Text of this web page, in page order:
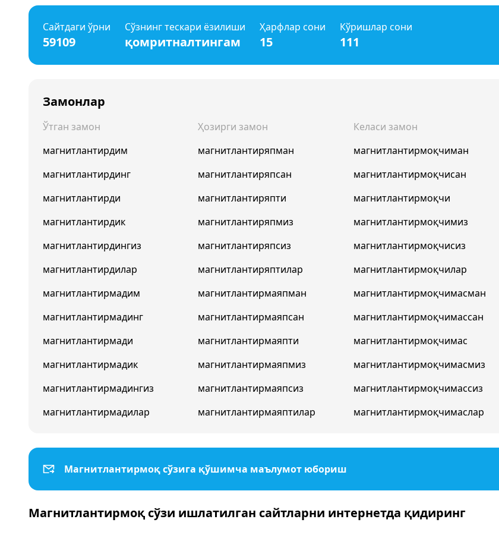
Сайтдаги ўрни
59109
Сўзнинг тескари ёзилиши
қомритналтингам
Ҳарфлар сони
15
Кўришлар сони
111
Замонлар
Ўтган замон
магнитлантирдим
магнитлантирдинг
магнитлантирди
магнитлантирдик
магнитлантирдингиз
магнитлантирдилар
магнитлантирмадим
магнитлантирмадинг
магнитлантирмади
магнитлантирмадик
магнитлантирмадингиз
магнитлантирмадилар
Ҳозирги замон
магнитлантиряпман
магнитлантиряпсан
магнитлантиряпти
магнитлантиряпмиз
магнитлантиряпсиз
магнитлантиряптилар
магнитлантирмаяпман
магнитлантирмаяпсан
магнитлантирмаяпти
магнитлантирмаяпмиз
магнитлантирмаяпсиз
магнитлантирмаяптилар
Келаси замон
магнитлантирмоқчиман
магнитлантирмоқчисан
магнитлантирмоқчи
магнитлантирмоқчимиз
магнитлантирмоқчисиз
магнитлантирмоқчилар
магнитлантирмоқчимасман
магнитлантирмоқчимассан
магнитлантирмоқчимас
магнитлантирмоқчимасмиз
магнитлантирмоқчимассиз
магнитлантирмоқчимаслар
Магнитлантирмоқ сўзига қўшимча маълумот юбориш
Магнитлантирмоқ сўзи ишлатилган сайтларни интернетда қидиринг